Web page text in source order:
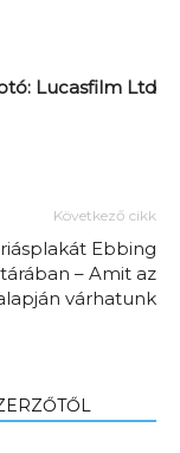
Lucasfilm Ltd
Következő cikk
Ebbing
– Amit az
várhatunk